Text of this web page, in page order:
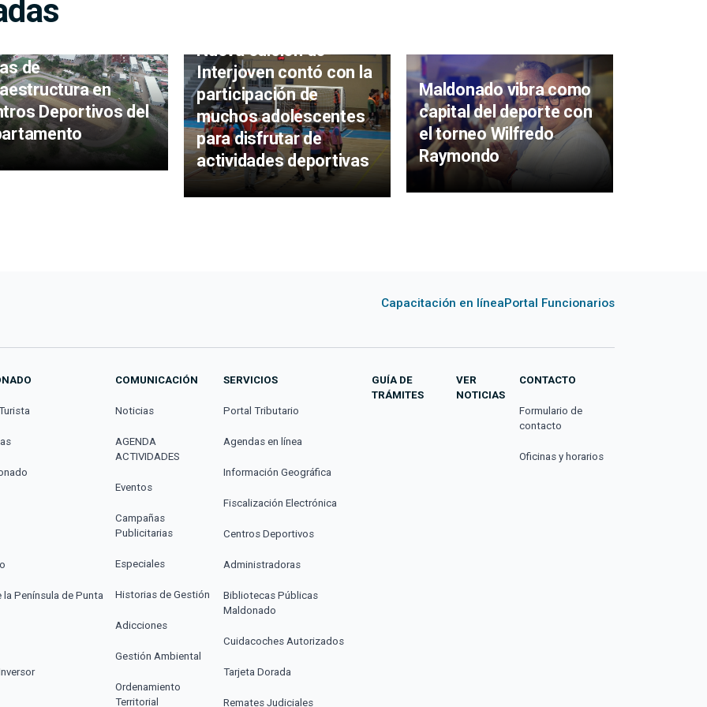
de
en
Deportivos del
Nueva edición de
Interjoven contó con la
participación de
muchos adolescentes
para disfrutar de
actividades deportivas
Maldonado vibra como
capital del deporte con
el torneo Wilfredo
Raymondo
Capacitación en líneaPortal Funcionarios
la Península de Punta
COMUNICACIÓN
Noticias
AGENDA
ACTIVIDADES
Eventos
Campañas
Publicitarias
Especiales
Historias de Gestión
Adicciones
Gestión Ambiental
Ordenamiento
Territorial
SERVICIOS
Portal Tributario
Agendas en línea
Información Geográfica
Fiscalización Electrónica
Centros Deportivos
Administradoras
Bibliotecas Públicas
Maldonado
Cuidacoches Autorizados
Tarjeta Dorada
Remates Judiciales
GUÍA DE
TRÁMITES
VER
NOTICIAS
CONTACTO
Formulario de
contacto
Oficinas y horarios